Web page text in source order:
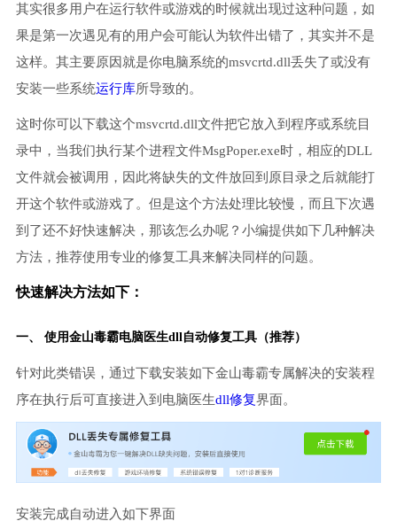
其实很多用户在运行软件或游戏的时候就出现过这种问题，如
果是第一次遇见有的用户会可能认为软件出错了，其实并不是
这样。其主要原因就是你电脑系统的msvcrtd.dll丢失了或没有
安装一些系统运行库所导致的。
这时你可以下载这个msvcrtd.dll文件把它放入到程序或系统目
录中，当我们执行某个进程文件MsgPoper.exe时，相应的DLL
文件就会被调用，因此将缺失的文件放回到原目录之后就能打
开这个软件或游戏了。但是这个方法处理比较慢，而且下次遇
到了还不好快速解决，那该怎么办呢？小编提供如下几种解决
方法，推荐使用专业的修复工具来解决同样的问题。
快速解决方法如下：
一、 使用金山毒霸电脑医生dll自动修复工具（推荐）
针对此类错误，通过下载安装如下金山毒霸专属解决的安装程
序在执行后可直接进入到电脑医生dll修复界面。
安装完成自动进入如下界面